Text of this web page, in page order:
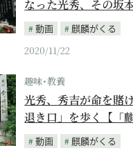
なった光秀、その坂
動画
麒麟がくる
2020/11/22
趣味･教養
光秀、秀吉が命を賭
退き口」を歩く【「
動画
麒麟がくる